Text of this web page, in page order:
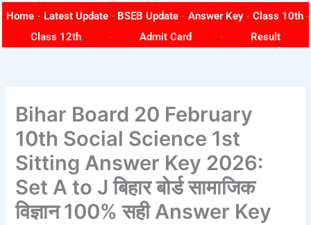
content
Home Latest Update BSEB Update Answer Key
Class 10th
Class 12th
Admit Card Result
Bihar Board 20 February
10th Social Science 1st
Sitting Answer Key 2026:
Set A to J बिहार बोर्ड सामाजिक
विज्ञान 100% सही Answer Key